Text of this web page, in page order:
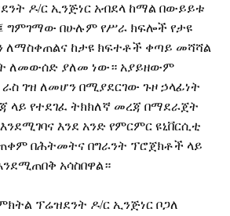
ዶ/ር ኢንጅነር አብደላ ከማል በውይይቱ
ግምገማው በሁሉም የሥራ ክፍሎች የታዩ
ለማስቀጠልና ከታዩ ክፍተቶች ቀጣይ መሻሻል
ለመውሰድ ያለመ ነው። አያይዘውም
ራስ ገዝ ለመሆን በሚያደርገው ጉዞ ኃላፊነት
ላይ የተደገፈ ትክክለኛ መረጃ በማደራጀት
እንደሚገባና እንደ አንድ የምርምር ዩኒቨርሲቲ
በሕትመትና በግራንት ፕሮጀክቶች ላይ
አሳስበዋል።
ፕሬዝደንት ዶ/ር ኢንጅነር ቦጋለ